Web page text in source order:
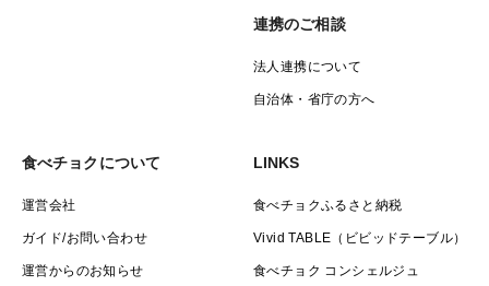
連携のご相談
法人連携について
自治体・省庁の方へ
食べチョクについて
運営会社
ガイド/お問い合わせ
運営からのお知らせ
LINKS
食べチョクふるさと納税
Vivid TABLE（ビビッドテーブル）
食べチョク コンシェルジュ